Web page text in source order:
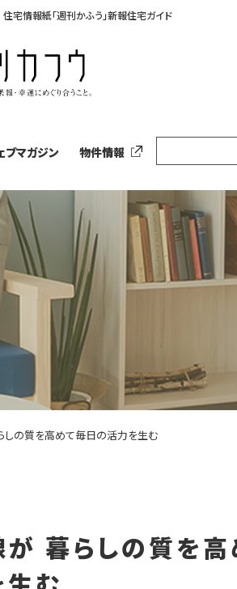
住宅情報紙「週刊かふう」新報住宅ガイド
ブマガジン 物件情報
しの質を高めて毎日の活力を生む
が 暮らしの質を